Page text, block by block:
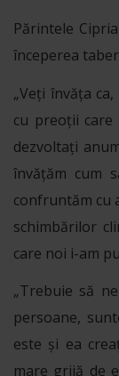
Părintele
începerea
„Veți învăța
cu preoții
dezvoltați
învățăm cum
confruntăm cu
schimbărilor
care noi i-am
„Trebuie să
persoane,
este și ea
mare grijă de